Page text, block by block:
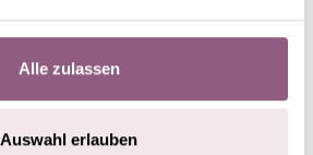
Alle zulassen
Auswahl erlauben